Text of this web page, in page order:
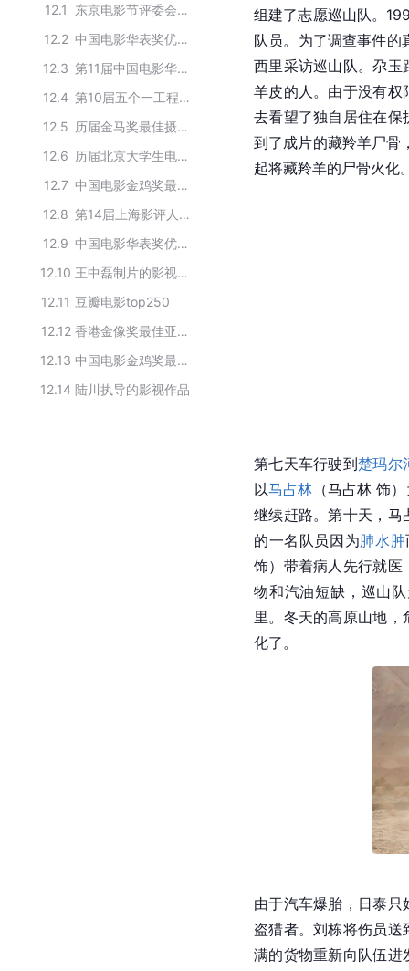
12.1
东京电影节评委会大奖历届获奖作品
12.2
中国电影华表奖优秀导演历届获奖者作品
12.3
第11届中国电影华表奖获奖作品
12.4
第10届五个一工程奖获奖电影
12.5
历届金马奖最佳摄影获奖电影
12.6
历届北京大学生电影节最佳导演奖
12.7
中国电影金鸡奖最佳故事片历届获奖作品
12.8
第14届上海影评人协会奖获奖作品
12.9
中国电影华表奖优秀故事片历届获奖作品
12.10
王中磊制片的影视作品
12.11 豆瓣电影top250
12.12
香港金像奖最佳亚洲电影历届获奖作品
12.13
中国电影金鸡奖最佳影片
12.14 陆川执导的影视作品
组建了志愿巡山队。
队员。为了调查事件
西里采访巡山队。尕玉
羊皮的人。由于没有权
去看望了独自居住在
到了成片的藏羚羊尸骨
起将藏羚羊的尸骨火化
第七天车行驶到楚玛尔
以马占林 （马占林 饰
继续赶路。第十天，马
的一名队员因为肺水肿
饰）带着病人先行就医
物和汽油短缺，巡山
里。冬天的高原山地
化了。
由于汽车爆胎，日泰
盗猎者。刘栋将伤员
满的货物重新向队伍进